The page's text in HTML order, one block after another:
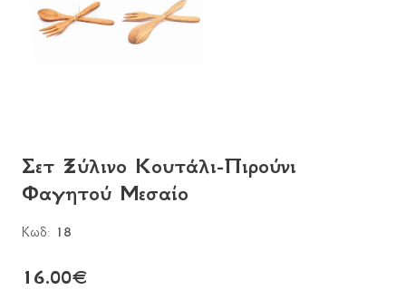
Σετ Ξύλινο Κουτάλι-Πιρούνι
Φαγητού Μεσαίο
Κωδ: 18
16.00€